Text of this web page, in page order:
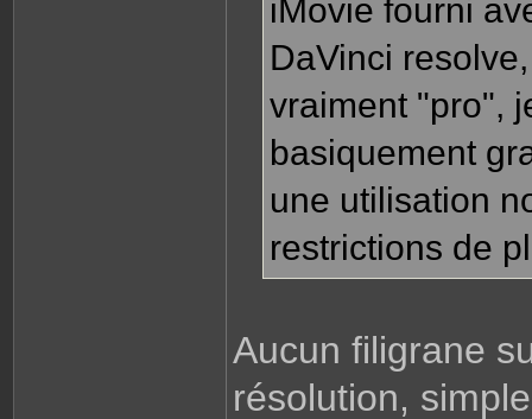
iMovie fourni
DaVinci
vraiment "pro",
basiquement
une utilisation
restrictions de
Aucun filigrane
résolution,